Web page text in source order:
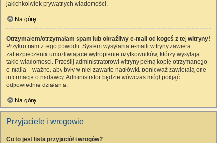
jakichkolwiek prywatnych wiadomości.
Na górę
Otrzymałem/otrzymałam spam lub obraźliwy e-mail od kogoś z tej witryny!
Przykro nam z tego powodu. System wysyłania e-maili witryny zawiera
zabezpieczenia umożliwiające wytropienie użytkowników, którzy wysyłają
takie wiadomości. Prześlij administratorowi witryny pełną kopię otrzymanego
e-maila – ważne, aby były w niej zawarte nagłówki, ponieważ zawierają one
informacje o nadawcy. Administrator będzie wówczas mógł podjąć
odpowiednie działania.
Na górę
Przyjaciele i wrogowie
Co to jest lista przyjaciół i wrogów?